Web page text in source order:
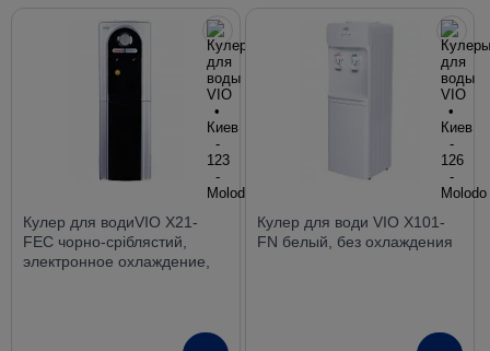
Кулер для водиVIO Х21-
FEC чорно-сріблястий,
электронное охлаждение,
Кулер для води VIO X101-
FN белый, без охлаждения